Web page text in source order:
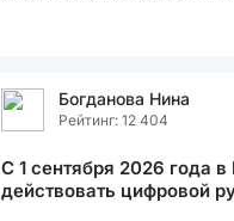
Богданова Нина
Рейтинг: 12 404
С 1 сентября 2026 года
действовать цифровой